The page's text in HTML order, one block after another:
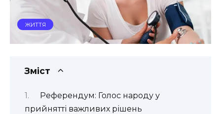
ЖИТТЯ
Зміст
Референдум: Голос народу у
прийнятті важливих рішень